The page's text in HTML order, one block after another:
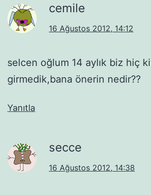
cemile
16 Ağustos 2012, 14:12
selcen oğlum 14 aylık biz hiç
girmedik,bana önerin nedir??
Yanıtla
secce
16 Ağustos 2012, 14:38